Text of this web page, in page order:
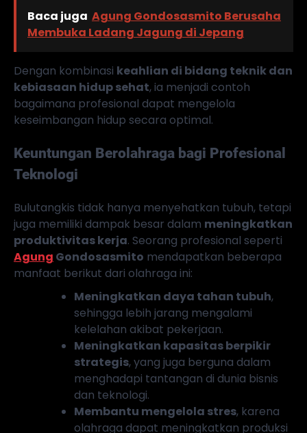
Baca juga Agung Gondosasmito Berusaha
Membuka Ladang Jagung di Jepang
Dengan kombinasi keahlian di bidang teknik dan
kebiasaan hidup sehat, ia menjadi contoh
bagaimana profesional dapat mengelola
keseimbangan hidup secara optimal.
Keuntungan Berolahraga bagi Profesional
Teknologi
Bulutangkis tidak hanya menyehatkan tubuh, tetapi
juga memiliki dampak besar dalam meningkatkan
produktivitas kerja. Seorang profesional seperti
Agung Gondosasmito mendapatkan beberapa
manfaat berikut dari olahraga ini:
Meningkatkan daya tahan tubuh,
sehingga lebih jarang mengalami
kelelahan akibat pekerjaan.
Meningkatkan kapasitas berpikir
strategis, yang juga berguna dalam
menghadapi tantangan di dunia bisnis
dan teknologi.
Membantu mengelola stres, karena
olahraga dapat meningkatkan produksi